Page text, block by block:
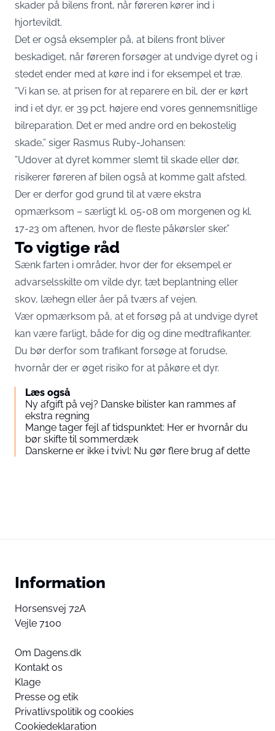
skader på bilens front, når føreren kører ind i
hjortevildt.
Det er også eksempler på, at bilens front bliver
beskadiget, når føreren forsøger at undvige dyret og i
stedet ender med at køre ind i for eksempel et træ.
”Vi kan se, at prisen for at reparere en bil, der er kørt
ind i et dyr, er 39 pct. højere end vores gennemsnitlige
bilreparation. Det er med andre ord en bekostelig
skade,” siger Rasmus Ruby-Johansen:
”Udover at dyret kommer slemt til skade eller dør,
risikerer føreren af bilen også at komme galt afsted.
Der er derfor god grund til at være ekstra
opmærksom – særligt kl. 05-08 om morgenen og kl.
17-23 om aftenen, hvor de fleste påkørsler sker.”
To vigtige råd
Sænk farten i områder, hvor der for eksempel er
advarselsskilte om vilde dyr, tæt beplantning eller
skov, læhegn eller åer på tværs af vejen.
Vær opmærksom på, at et forsøg på at undvige dyret
kan være farligt, både for dig og dine medtrafikanter.
Du bør derfor som trafikant forsøge at forudse,
hvornår der er øget risiko for at påkøre et dyr.
Læs også
Ny afgift på vej? Danske bilister kan rammes af
ekstra regning
Mange tager fejl af tidspunktet: Her er hvornår du
bør skifte til sommerdæk
Danskerne er ikke i tvivl: Nu gør flere brug af dette
Information
Horsensvej 72A
Vejle 7100
Om Dagens.dk
Kontakt os
Klage
Presse og etik
Privatlivspolitik og cookies
Cookiedeklaration